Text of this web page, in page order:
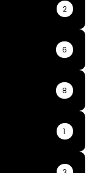
2
6
8
1